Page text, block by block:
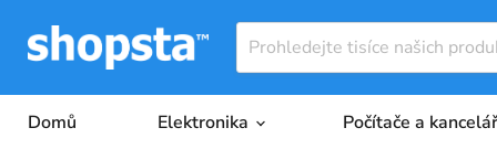
Domů Elektronika Počítače a